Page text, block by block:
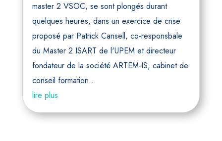
master 2 VSOC, se sont plongés durant
quelques heures, dans un exercice de crise
proposé par Patrick Cansell, co-responsbale
du Master 2 ISART de l'UPEM et directeur
fondateur de la société ARTEM-IS, cabinet de
conseil formation...
lire plus